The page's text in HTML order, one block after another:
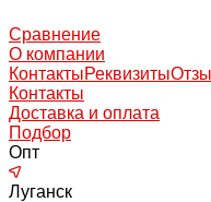
Сравнение
О компании
КонтактыРеквизиты
Контакты
Доставка и оплата
Подбор
Опт
Луганск